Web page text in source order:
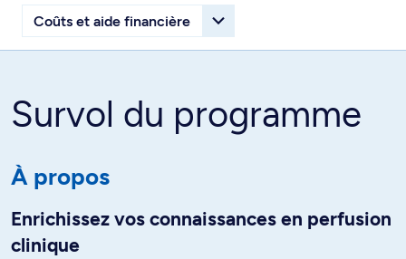
Survol du programme
À propos
Enrichissez vos connaissances en perfusion
clinique